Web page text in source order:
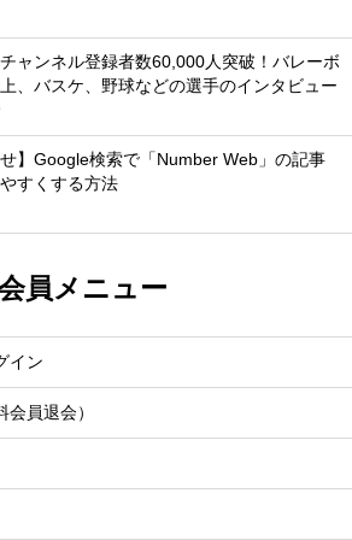
ャンネル登録者数60,000人突破！バレーボ
、バスケ、野球などの選手のインタビュー
せ】Google検索で「Number Web」の記事
すくする方法
員メニュー
イン
員退会）